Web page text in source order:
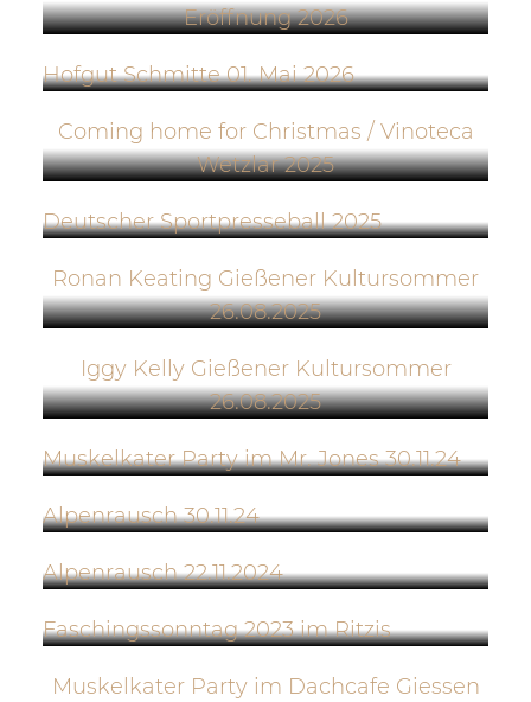
Eröffnung 2026
Hofgut Schmitte 01. Mai 2026
Coming home for Christmas / Vinoteca
Wetzlar 2025
Deutscher Sportpresseball 2025
Ronan Keating Gießener Kultursommer
26.08.2025
Iggy Kelly Gießener Kultursommer
26.08.2025
Muskelkater Party im Mr. Jones 30.11.24
Alpenrausch 30.11.24
Alpenrausch 22.11.2024
Faschingssonntag 2023 im Ritzis
Muskelkater Party im Dachcafe Giessen